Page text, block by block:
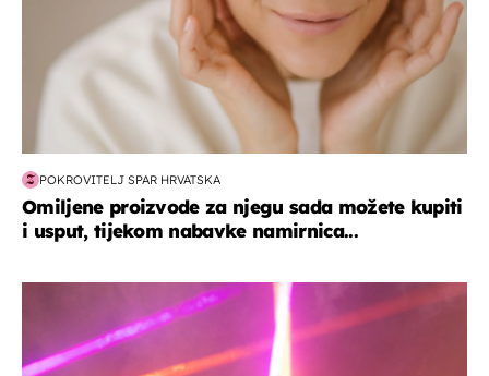
POKROVITELJ SPAR HRVATSKA
Omiljene proizvode za njegu sada možete kupiti
i usput, tijekom nabavke namirnica...